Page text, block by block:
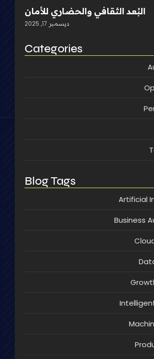
البُعد الثقافي والحضاري للأمان
ديسمبر 17, 2025
Categories
Blog Tags
Artificial
Business